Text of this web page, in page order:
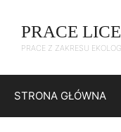
treści
PRACE
PRACE Z ZAKRESU
STRONA GŁÓWNA